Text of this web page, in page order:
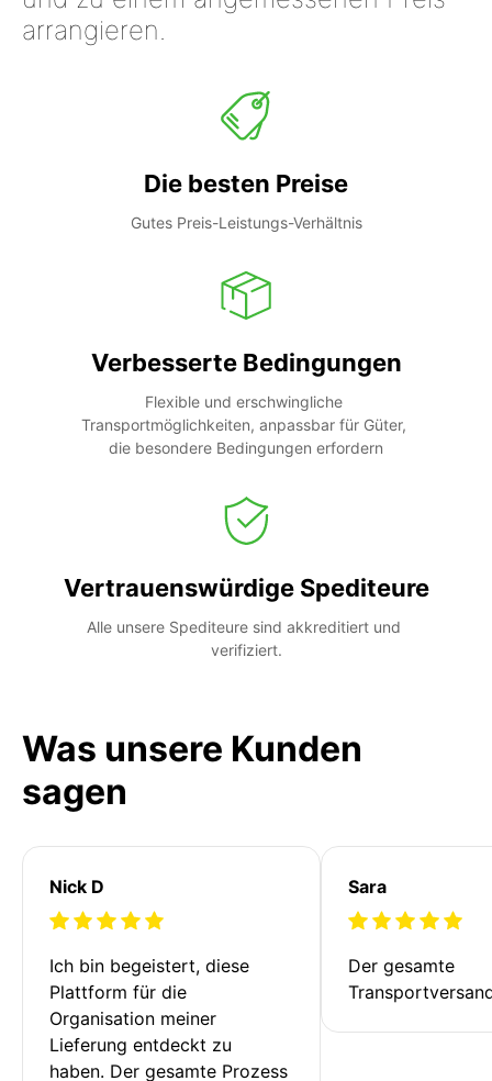
arrangieren.
Die besten Preise
Gutes Preis-Leistungs-Verhältnis
Verbesserte Bedingungen
Flexible und erschwingliche
Transportmöglichkeiten, anpassbar für Güter,
die besondere Bedingungen erfordern
Vertrauenswürdige Spediteure
Alle unsere Spediteure sind akkreditiert und
verifiziert.
Was unsere Kunden
sagen
Nick D
Ich bin begeistert, diese
Plattform für die
Organisation meiner
Lieferung entdeckt zu
haben. Der gesamte Prozess
Sara
Der gesamte